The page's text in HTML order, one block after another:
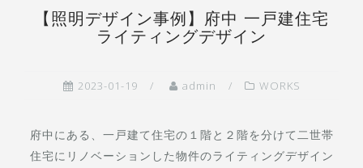
【照明デザイン事例】府中 一戸建住宅
ライティングデザイン
2023-01-19 admin WORKS
府中にある、一戸建て住宅の１階と２階を分けて二世帯
住宅にリノベーションした物件のライティングデザイン